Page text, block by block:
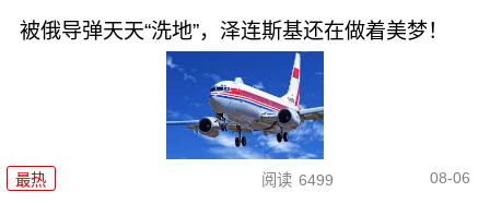
被俄导弹天天“洗地”，泽连斯基还在做着美梦！
最热 阅读 6499 08-06